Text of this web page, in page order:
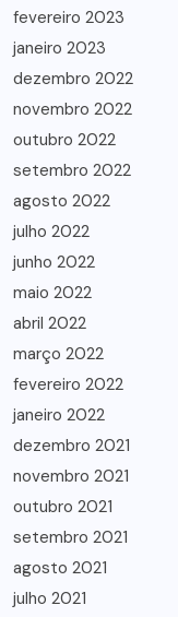
fevereiro 2023
janeiro 2023
dezembro 2022
novembro 2022
outubro 2022
setembro 2022
agosto 2022
julho 2022
junho 2022
maio 2022
abril 2022
março 2022
fevereiro 2022
janeiro 2022
dezembro 2021
novembro 2021
outubro 2021
setembro 2021
agosto 2021
julho 2021